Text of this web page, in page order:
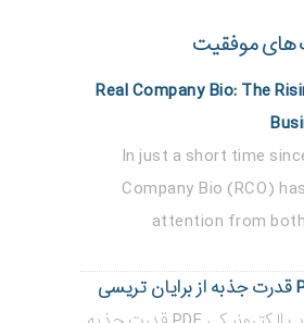
های موفقیت
Real Company Bio: The
In just a short time
Company Bio (RCO)
attention from